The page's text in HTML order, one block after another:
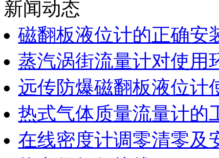
新闻动态
磁翻板液位计的正确安
蒸汽涡街流量计对使用
远传防爆磁翻板液位计
热式气体质量流量计的
在线密度计调零清零及